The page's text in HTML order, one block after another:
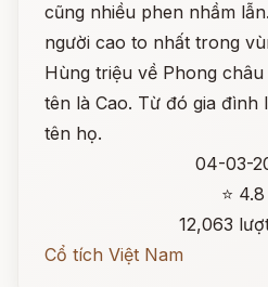
cũng nhiều phen nhầm
người cao to nhất trong
Hùng triệu về Phong
tên là Cao. Từ đó gia đình
tên họ.
04-03-
⭐ 4.8
12,063
Cổ tích Việt Nam